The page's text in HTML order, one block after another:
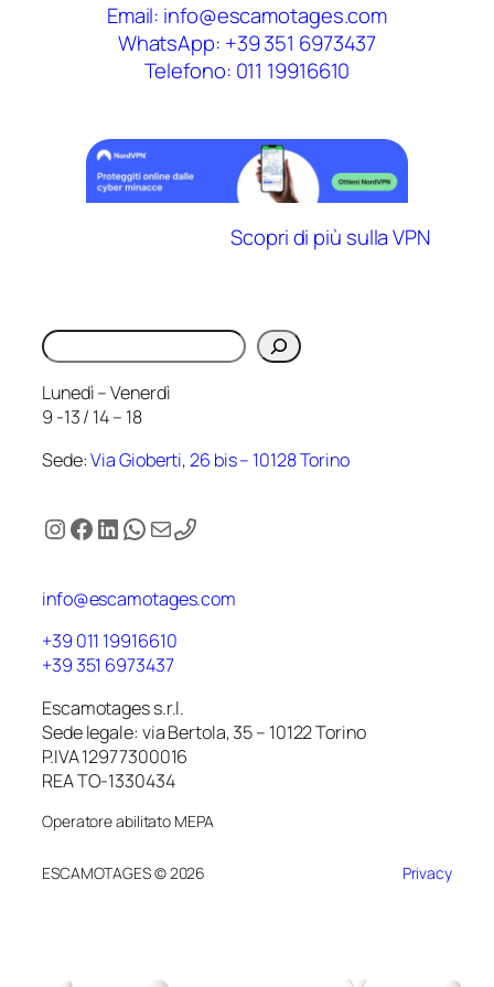
Email: info@escamotages.com
WhatsApp: +39 351 6973437
Telefono: 011 19916610
Scopri di più sulla VPN
Cerca
Lunedì – Venerdì
9 -13 / 14 – 18
Sede:Via Gioberti, 26 bis – 10128 Torino
Instagram
Facebook
LinkedIn
WhatsApp
Email
info@escamotages.com
+39 011 19916610
+39 351 6973437
Escamotages s.r.l.
Sede legale: via Bertola, 35 – 10122 Torino
P.IVA 12977300016
REA TO-1330434
Operatore abilitato MEPA
ESCAMOTAGES © 2026 Privacy